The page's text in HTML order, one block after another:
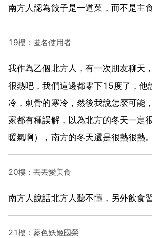
南方人認為餃子是一道菜，而不是主
19樓：匿名使用者
我作為乙個北方人，有一次朋友聊天
很熱吧，我們這邊都零下15度了，他
冷，刺骨的寒冷，然後我說怎麼可能
家都有種誤解，以為北方的冬天一定
暖氣啊），南方的冬天還是很熱很熱。
20樓：丟丟愛美食
南方人說話北方人聽不懂，另外飲食
21樓：藍色妖姬國榮